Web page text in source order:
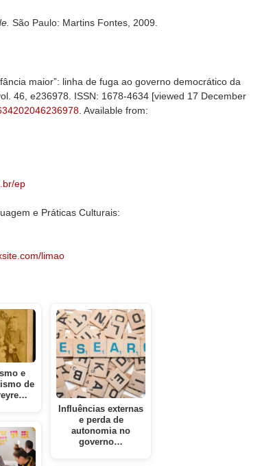
São Paulo: Martins Fontes, 2009.
maior”: linha de fuga ao governo democrático da
46, e236978. ISSN: 1678-4634 [viewed 17 December
. Available from:
ep
e Práticas Culturais:
limao
e
de
Influências externas
e perda de
autonomia no
governo…